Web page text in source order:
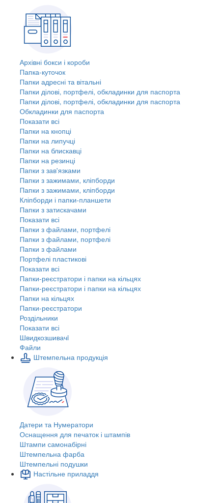
Архівні бокси і короби
Папка-куточок
Папки адресні та вітальні
Папки ділові, портфелі, обкладинки для паспорта
Папки ділові, портфелі, обкладинки для паспорта
Обкладинки для паспорта
Показати всі
Папки на кнопці
Папки на липучці
Папки на блискавці
Папки на резинці
Папки з зав'язками
Папки з зажимами, кліпборди
Папки з зажимами, кліпборди
Кліпборди і папки-планшети
Папки з затискачами
Показати всі
Папки з файлами, портфелі
Папки з файлами, портфелі
Папки з файлами
Портфелі пластикові
Показати всі
Папки-реєстратори і папки на кільцях
Папки-реєстратори і папки на кільцях
Папки на кільцях
Папки-реєстратори
Роздільники
Показати всі
Швидкозшивачi
Файли
Штемпельна продукція
Датери та Нумератори
Оснащення для печаток і штампів
Штампи самонабірні
Штемпельна фарба
Штемпельні подушки
Настільне приладдя